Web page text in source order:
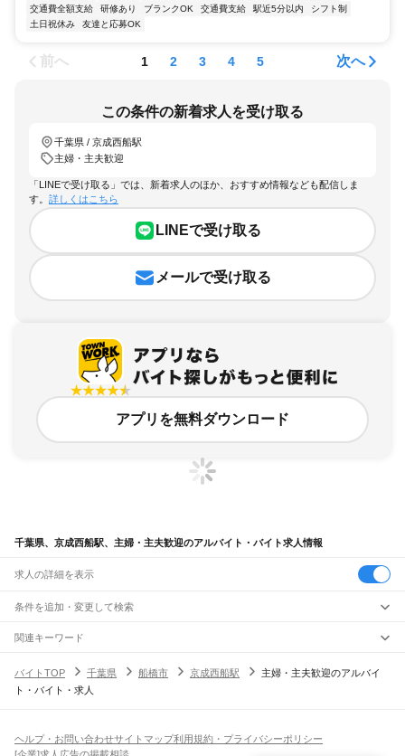
交通費全額支給
研修あり ブランクOK 交通費支給 駅近5分以内
シフト制
土日祝休み
友達と応募OK
前へ 1 2 3 4 5 次へ
この条件の新着求人を受け取る
千葉県 / 京成西船駅
主婦・主夫歓迎
「LINEで受け取る」では、新着求人のほか、おすすめ情報なども配信しま
す。 詳しくはこちら
LINEで受け取る
メールで受け取る
アプリを無料ダウンロード
千葉県、京成西船駅、主婦・主夫歓迎のアルバイト・バイト求人情報
求人の詳細を表示
条件を追加・変更して検索
市区町村を追加・変更
千葉県すべて
千葉市 すべて
旭市習志野市柏市勝浦市市原市流山市八千代市我孫子市鴨川市鎌ケ谷市
駅を追加・変更
JR中央・総武線
職種を追加・変更
飲食・フードサービスすべて
ホールスタッフキッチンスタッフ
人気
関連キーワード
バイトTOP
千葉県 船橋市 京成西船駅
主婦・主夫歓迎のアルバイ
ト・バイト・求人
ヘルプ・お問い合わせサイトマップ利用規約・プライバシーポリシー